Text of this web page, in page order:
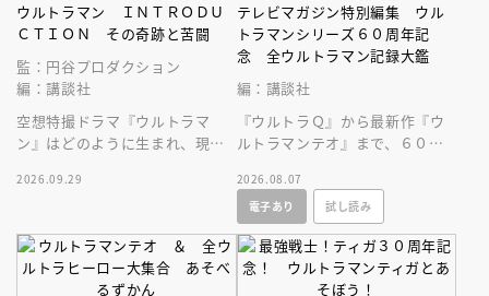
ウルトラマン ＩＮＴＲＯＤＵ
ＣＴＩＯＮ その奇跡と苦闘
監：円谷プロダクション
編：講談社
空想特撮ドラマ『ウルトラマ
ン』はどのように生まれ、現在
となったのかを深堀りする一冊
2026.09.29
テレビマガジン特別編集 ウル
トラマンシリーズ６０周年記
念 全ウルトラマン記録大鑑
編：講談社
『ウルトラＱ』から最新作『ウ
ルトラマンテオ』まで、６０年
サイズなＡ４変型３００ページ
超に大収録！
2026.08.07
電子あり
試し読み